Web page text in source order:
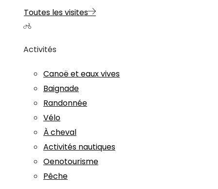
Toutes les visites
Activités
Canoë et eaux vives
Baignade
Randonnée
Vélo
À cheval
Activités nautiques
Oenotourisme
Pêche